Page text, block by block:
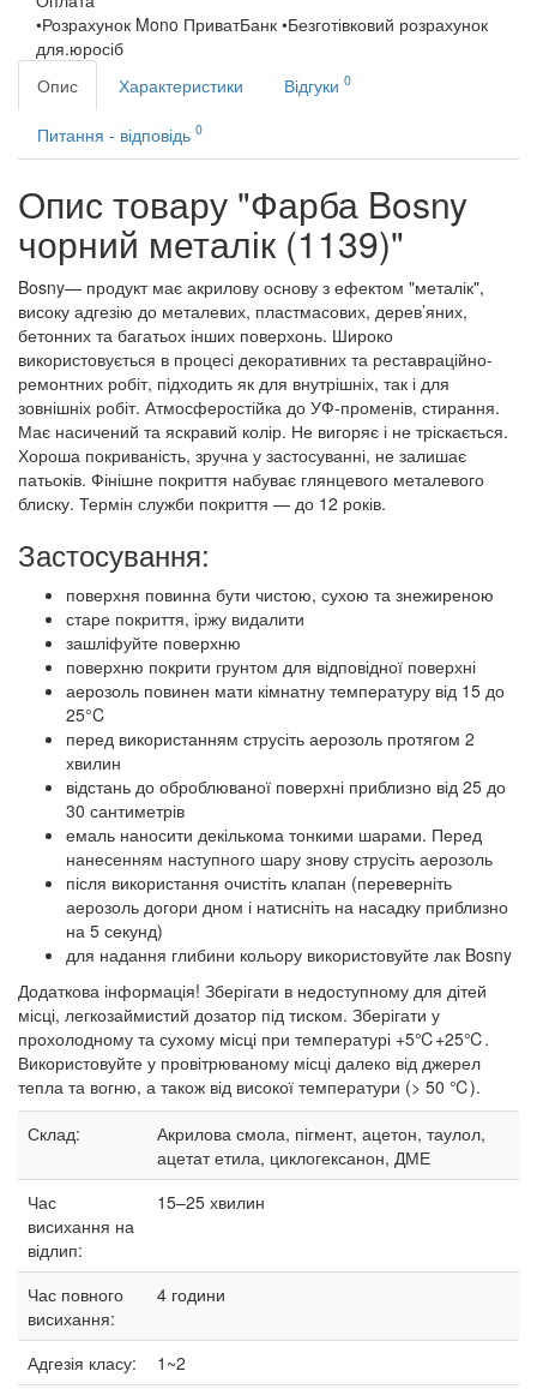
•Розрахунок Mono ПриватБанк •Безготівковий розрахунок
для.юросіб
Опис
Характеристики Відгуки 0
Питання - відповідь 0
Опис товару "Фарба Bosny
чорний металік (1139)"
Bosny— продукт має акрилову основу з ефектом "металік",
високу адгезію до металевих, пластмасових, дерев’яних,
бетонних та багатьох інших поверхонь. Широко
використовується в процесі декоративних та реставраційно-
ремонтних робіт, підходить як для внутрішніх, так і для
зовнішніх робіт. Атмосферостійка до УФ-променів, стирання.
Має насичений та яскравий колір. Не вигоряє і не тріскається.
Хороша покриваність, зручна у застосуванні, не залишає
патьоків. Фінішне покриття набуває глянцевого металевого
блиску. Термін служби покриття — до 12 років.
Застосування:
поверхня повинна бути чистою, сухою та знежиреною
старе покриття, іржу видалити
зашліфуйте поверхню
поверхню покрити грунтом для відповідної поверхні
аерозоль повинен мати кімнатну температуру від 15 до
25°C
перед використанням струсіть аерозоль протягом 2
хвилин
відстань до оброблюваної поверхні приблизно від 25 до
30 сантиметрів
емаль наносити декількома тонкими шарами. Перед
нанесенням наступного шару знову струсіть аерозоль
після використання очистіть клапан (переверніть
аерозоль догори дном і натисніть на насадку приблизно
на 5 секунд)
для надання глибини кольору використовуйте лак Bosny
Додаткова інформація! Зберігати в недоступному для дітей
місці, легкозаймистий дозатор під тиском. Зберігати у
прохолодному та сухому місці при температурі +5℃+25℃.
Використовуйте у провітрюваному місці далеко від джерел
тепла та вогню, а також від високої температури (> 50 ℃).
Склад:
Акрилова смола, пігмент, ацетон, таулол,
ацетат етила, циклогексанон, ДМЕ
Час
висихання на
відлип:
15–25 хвилин
Час повного
висихання:
4 години
Адгезія класу: 1~2